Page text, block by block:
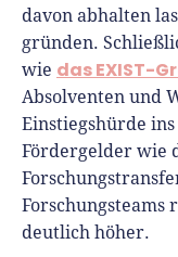
Deals
davon abhalten
gründen.
wie das EXIST-
Absolventen und
Einstiegshürde
Fördergelder wie
Forschungsteams
deutlich höher.